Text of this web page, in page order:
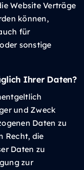
Website Verträge
können,
für
sonstige
Ihrer Daten?
und Zweck
Daten zu
Recht, die
Daten zu
zur